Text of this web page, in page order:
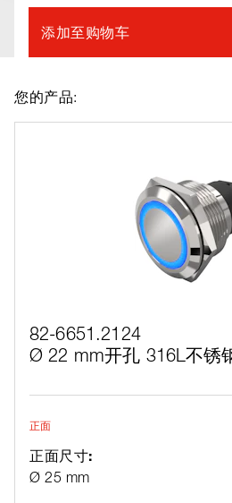
添加至购物车
您的产品:
82-6651.2124
Ø 22 mm开孔 316L不锈
正面
正面尺寸:
Ø 25 mm